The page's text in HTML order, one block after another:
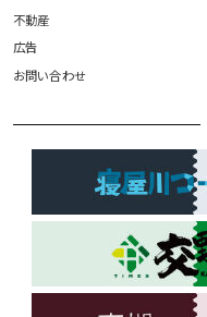
不動産
広告
お問い合わせ